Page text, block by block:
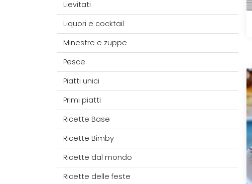
Lievitati
Liquori e cocktail
Minestre e zuppe
Pesce
Piatti unici
Primi piatti
Ricette Base
Ricette Bimby
Ricette dal mondo
Ricette delle feste